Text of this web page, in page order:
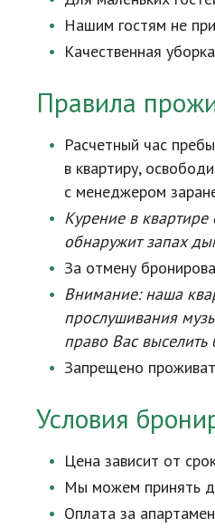
Нашим гостям не
Качественная
Правила
Расчетный час
в квартиру,
с менеджером
Курение в
обнаружит запах
За отмену
Внимание: наша
прослушивания
право Вас
Запрещено
Условия
Цена зависит от
Мы можем принять
Оплата за